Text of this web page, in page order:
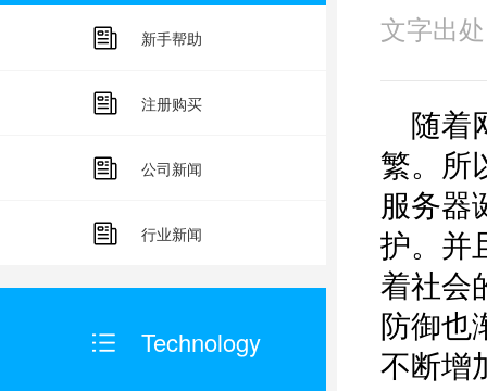
新手帮助
注册购买
公司新闻
行业新闻
Technology
文字出
随着
繁。所
服务器
护。并
着社会
防御也
不断增